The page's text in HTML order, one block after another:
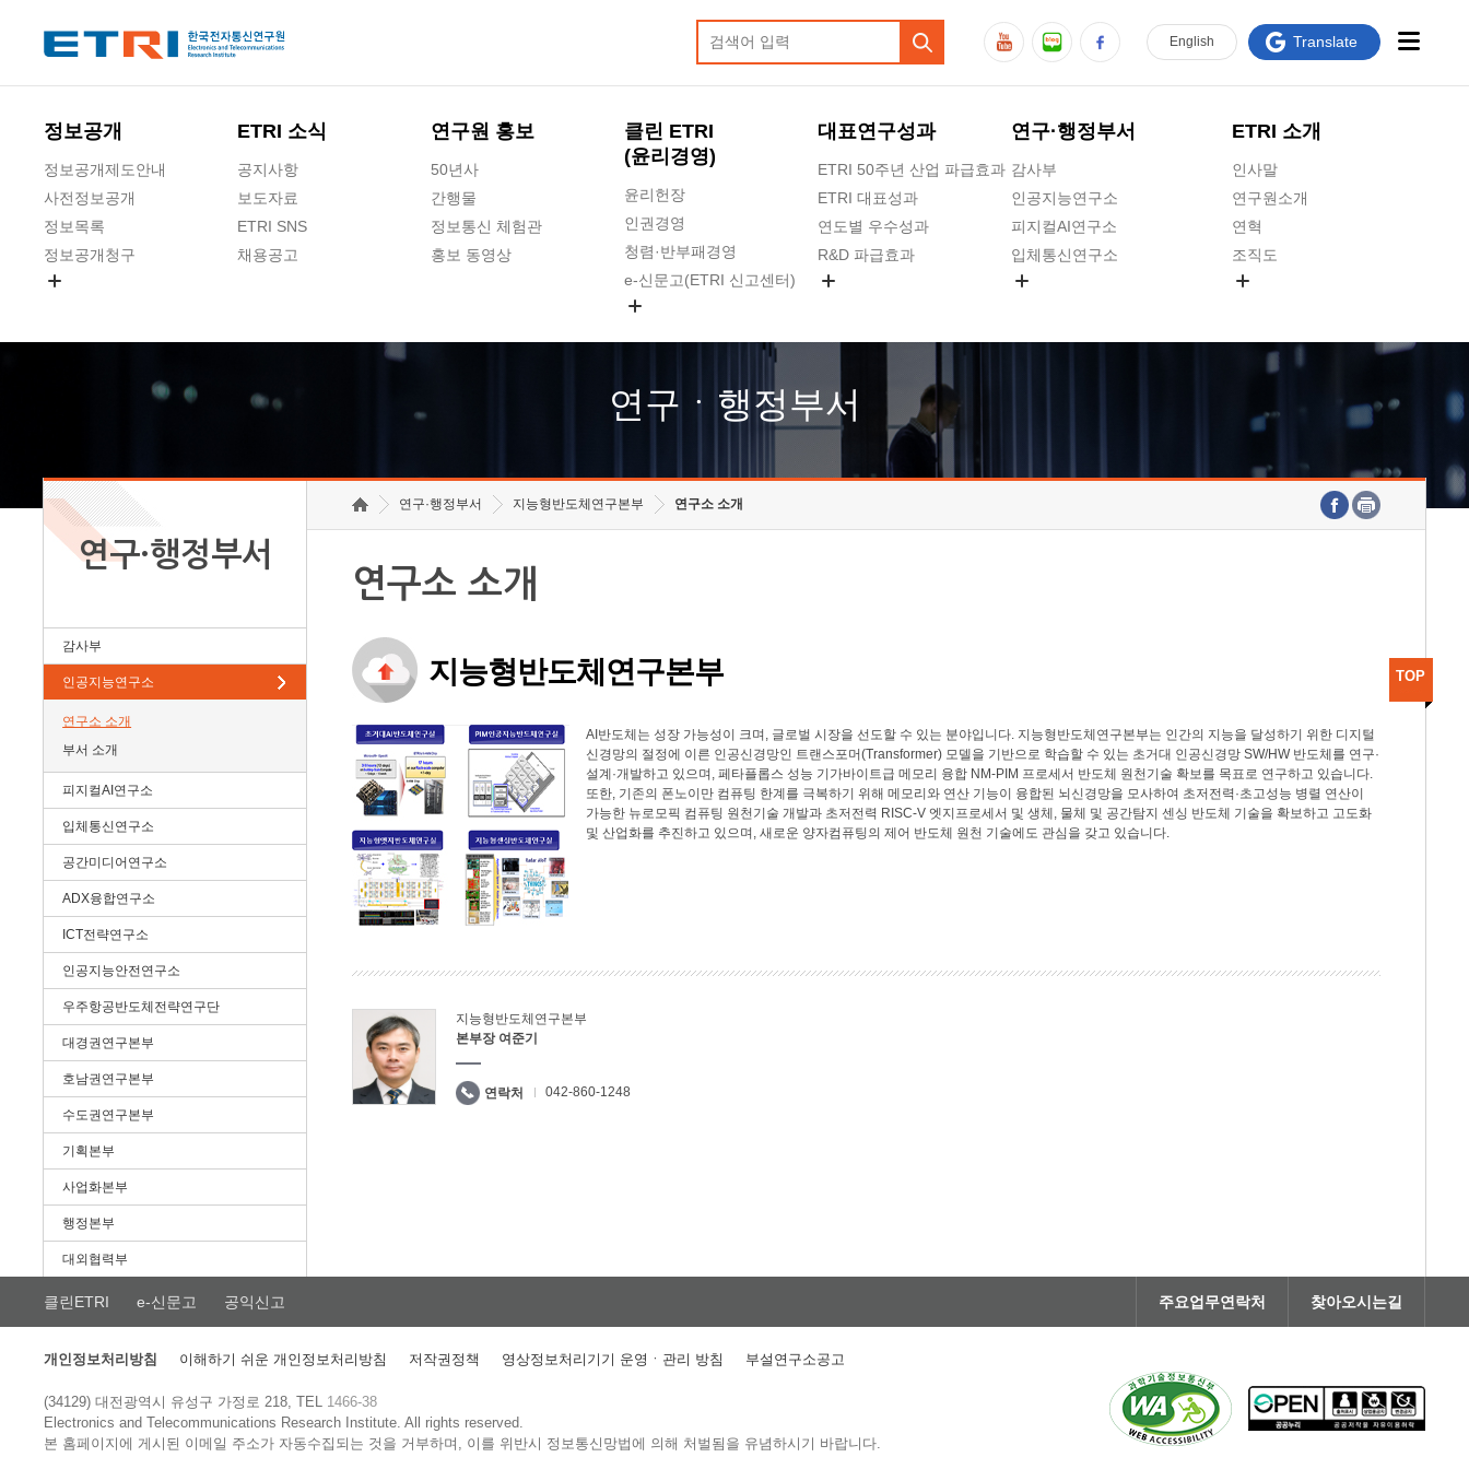
정보공개
정보공개제도안내
사전정보공개
정보목록
정보공개청구
ETRI 소식
공지사항
보도자료
ETRI SNS
채용공고
연구원 홍보
50년사
간행물
정보통신 체험관
홍보 동영상
클린 ETRI
(윤리경영)
윤리헌장
인권경영
청렴·반부패경영
e-신문고(ETRI 신고센터)
고객의소리
수의계약 현황
대표연구성과
ETRI 50주년 산업 파급효과
ETRI 대표성과
연도별 우수성과
R&D 파급효과
연구·행정부서
감사부
인공지능연구소
피지컬AI연구소
입체통신연구소
호남권연구본부
기획본부
ETRI 소개
인사말
연구원소개
연혁
조직도
연구원 고객헌장
주요업무연락처
English Translate
연구ㆍ행정부서
연구·행정부서
감사부
인공지능연구소
연구소 소개
부서 소개
피지컬AI연구소
입체통신연구소
공간미디어연구소
ADX융합연구소
ICT전략연구소
인공지능안전연구소
우주항공반도체전략연구단
대경권연구본부
호남권연구본부
수도권연구본부
기획본부
사업화본부
행정본부
대외협력부
연구·행정부서 지능형반도체연구본부 연구소 소개
연구소 소개
지능형반도체연구본부
AI반도체는 성장 가능성이 크며, 글로벌 시장을 선도할 수 있는 분야입니다. 지능형반도체연구본부는 인간의 지능을 달성하기 위한 디지털
신경망의 절정에 이른 인공신경망인 트랜스포머(Transformer) 모델을 기반으로 학습할 수 있는 초거대 인공신경망 SW/HW 반도체를 연구·
설계·개발하고 있으며, 페타플롭스 성능 기가바이트급 메모리 융합 NM-PIM 프로세서 반도체 원천기술 확보를 목표로 연구하고 있습니다.
또한, 기존의 폰노이만 컴퓨팅 한계를 극복하기 위해 메모리와 연산 기능이 융합된 뇌신경망을 모사하여 초저전력·초고성능 병렬 연산이
가능한 뉴로모픽 컴퓨팅 원천기술 개발과 초저전력 RISC-V 엣지프로세서 및 생체, 물체 및 공간탐지 센싱 반도체 기술을 확보하고 고도화
및 산업화를 추진하고 있으며, 새로운 양자컴퓨팅의 제어 반도체 원천 기술에도 관심을 갖고 있습니다.
지능형반도체연구본부
본부장 여준기
연락처 042-860-1248
TOP
클린ETRI e-신문고 공익신고 주요업무연락처 찾아오시는길
개인정보처리방침 이해하기 쉬운 개인정보처리방침 저작권정책 영상정보처리기기 운영ㆍ관리 방침 부설연구소공고
(34129) 대전광역시 유성구 가정로 218, TEL 1466-38
Electronics and Telecommunications Research Institute.All rights reserved.
본 홈페이지에 게시된 이메일 주소가 자동수집되는 것을 거부하며, 이를 위반시 정보통신망법에 의해 처벌됨을 유념하시기 바랍니다.